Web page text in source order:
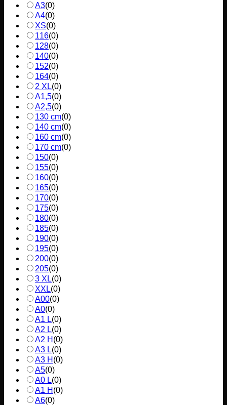
A3(0)
A4(0)
XS(0)
116(0)
128(0)
140(0)
152(0)
164(0)
2 XL(0)
A1,5(0)
A2,5(0)
130 cm(0)
140 cm(0)
160 cm(0)
170 cm(0)
150(0)
155(0)
160(0)
165(0)
170(0)
175(0)
180(0)
185(0)
190(0)
195(0)
200(0)
205(0)
3 XL(0)
XXL(0)
A00(0)
A0(0)
A1 L(0)
A2 L(0)
A2 H (0)
A3 L(0)
A3 H (0)
A5(0)
A0 L(0)
A1 H (0)
A6(0)